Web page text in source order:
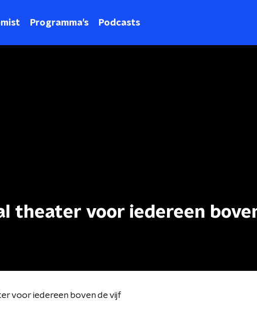
Programma's Podcasts
theater voor iedereen
voor iedereen boven de vijf